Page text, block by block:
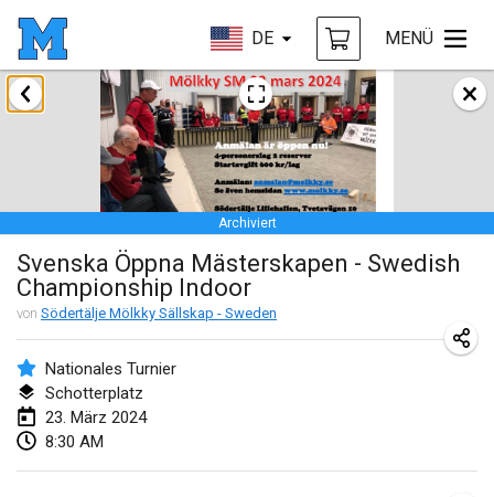
DE MENÜ
Archiviert
Svenska Öppna Mästerskapen - Swedish
Championship Indoor
von Södertälje Mölkky Sällskap - Sweden
Nationales Turnier
Schotterplatz
23. März 2024
8:30 AM
Januar 2024
20. Jan. 2024|Deutschland
Indoor Polish Open 2024 - Singles
20. Jan. 2024|Polen
Open de Boulay Triplette
20. Jan. 2024|Frankreich
Tournoi Mixte ASPTTOM
20. Jan. 2024
Indoor Polish Open 2024 - Doubles